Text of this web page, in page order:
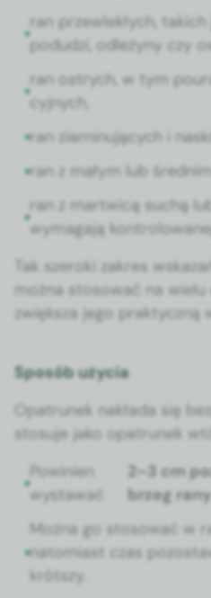
ran przewlekłych,
podudzi, odleżyny czy
ran ostrych, w tym
cyjnych,
ran ziarn­in­u­ją­cych i
ran z małym lub
ran z martwicą suchą
wyma­ga­ją
Tak sze­ro­ki zakres
moż­na stosować na
zwięk­sza jego prak­ty­czną
Sposób użycia
Opa­trunek nakła­da się
sto­su­je jako opa­trunek
Powinien
wys­tawać
2–3 cm
brzeg rany
Moż­na go stosować w
nato­mi­ast czas
krót­szy.